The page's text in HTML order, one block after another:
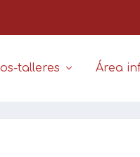
talleres Área